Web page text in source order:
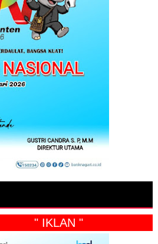
" IKLAN "